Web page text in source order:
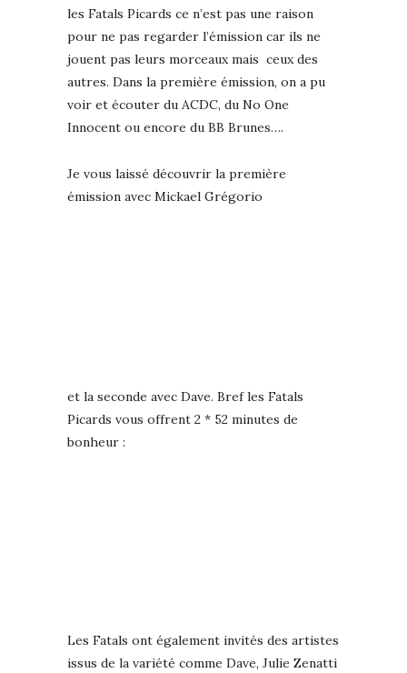
les Fatals Picards ce n’est pas une raison
pour ne pas regarder l’émission car ils ne
jouent pas leurs morceaux mais ceux des
autres. Dans la première émission, on a pu
voir et écouter du ACDC, du No One
Innocent ou encore du BB Brunes….
Je vous laissé découvrir la première
émission avec Mickael Grégorio
et la seconde avec Dave. Bref les Fatals
Picards vous offrent 2 * 52 minutes de
bonheur :
Les Fatals ont également invités des artistes
issus de la variété comme Dave, Julie Zenatti